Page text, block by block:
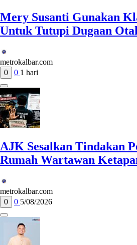
Mery Susanti Gunakan
Untuk Tutupi Dugaan
metrokalbar.com
0
0 1 hari
AJK Sesalkan Tindakan
Rumah Wartawan
metrokalbar.com
0
0 5/08/2026